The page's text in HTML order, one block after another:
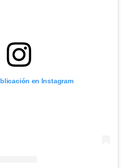
en Instagram